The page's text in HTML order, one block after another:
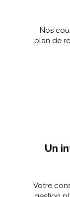
Nos
plan de
Un
Votre